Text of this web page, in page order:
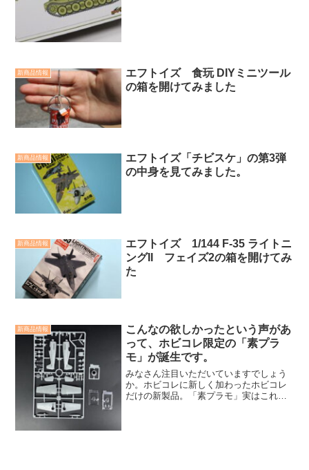
新商品情報
エフトイズ 食玩 DIYミニツール
の箱を開けてみました
新商品情報
エフトイズ「チビスケ」の第3弾
の中身を見てみました。
新商品情報
エフトイズ 1/144 F-35 ライトニ
ングII フェイズ2の箱を開けてみ
た
新商品情報
こんなの欲しかったという声があ
って、ホビコレ限定の「素プラ
モ」が誕生です。
みなさん注目いただいていますでしょう
か。ホビコレに新しく加わったホビコレ
だけの新製品。「素プラモ」実はこれ、